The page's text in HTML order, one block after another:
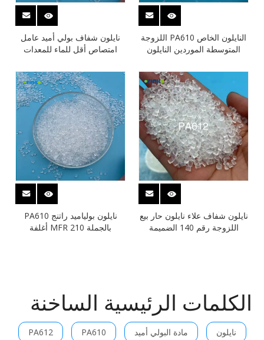
النايلون الخاص PA610 اللزوجة
المتوسطة الموردين النايلون
نايلون شفاف بولي أميد عامل
امتصاص أقل للماء للمعدات
نايلون شفاف علاء نايلون حار بيع
اللزوجة رقم 140 الضميمة
نايلون بولياميد راتنج PA610
بالجملة MFR 210 أغلفة
الكلمات الرئيسية الساخنة
نايلون مادة البولي أميد PA610
PA612